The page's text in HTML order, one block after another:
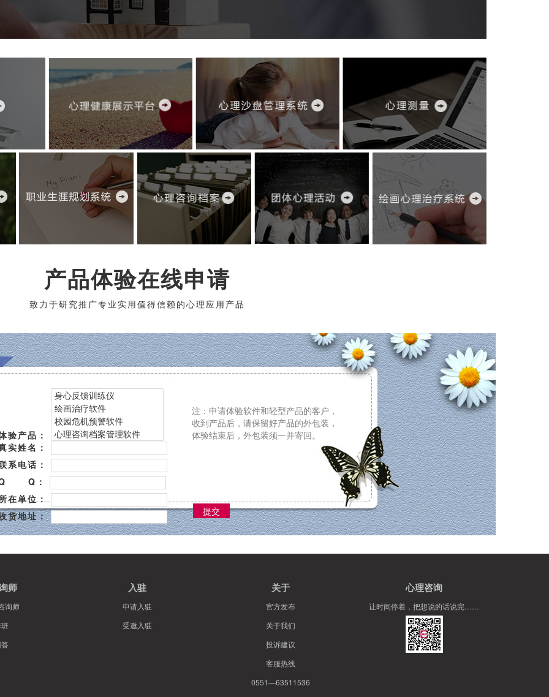
产品体验在线申请
致力于研究推广专业实用值得信赖的心理应用产品
验产品：
实姓名：
系电话：
Q：
在单位：
货地址：
提交
注：申请体验软件和轻型产品的客户，
收到产品后，请保留好产品的外包装，
体验结束后，外包装须一并寄回。
师
询师
入驻
申请入驻
受邀入驻
关于
官方发布
关于我们
投诉建议
客服热线
0551—63511536
心理咨询
让时间停着，把想说的话说完……